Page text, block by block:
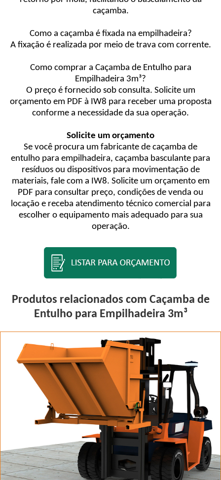
caçamba.
Como a caçamba é fixada na empilhadeira?
A fixação é realizada por meio de trava com corrente.
Como comprar a Caçamba de Entulho para
Empilhadeira 3m³?
O preço é fornecido sob consulta. Solicite um
orçamento em PDF à IW8 para receber uma proposta
conforme a necessidade da sua operação.
Solicite um orçamento
Se você procura um fabricante de caçamba de
entulho para empilhadeira, caçamba basculante para
resíduos ou dispositivos para movimentação de
materiais, fale com a IW8. Solicite um orçamento em
PDF para consultar preço, condições de venda ou
locação e receba atendimento técnico comercial para
escolher o equipamento mais adequado para sua
operação.
Produtos relacionados com Caçamba de
Entulho para Empilhadeira 3m³